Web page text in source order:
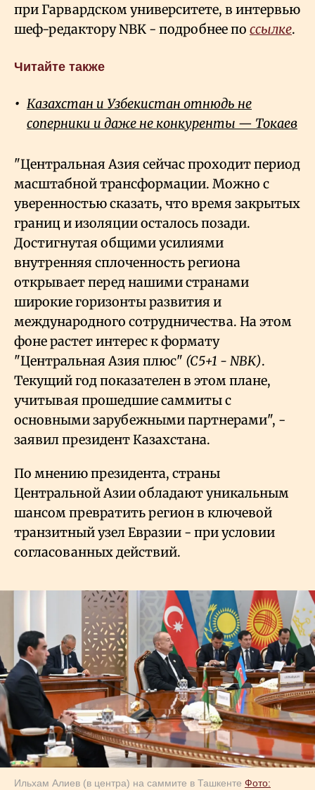
при Гарвардском университете, в интервью
шеф-редактору NBK - подробнее по ссылке.
Читайте также
Казахстан и Узбекистан отнюдь не
соперники и даже не конкуренты — Токаев
"Центральная Азия сейчас проходит период
масштабной трансформации. Можно с
уверенностью сказать, что время закрытых
границ и изоляции осталось позади.
Достигнутая общими усилиями
внутренняя сплоченность региона
открывает перед нашими странами
широкие горизонты развития и
международного сотрудничества. На этом
фоне растет интерес к формату
"Центральная Азия плюс" (С5+1 - NBK).
Текущий год показателен в этом плане,
учитывая прошедшие саммиты с
основными зарубежными партнерами", -
заявил президент Казахстана.
По мнению президента, страны
Центральной Азии обладают уникальным
шансом превратить регион в ключевой
транзитный узел Евразии - при условии
согласованных действий.
Ильхам Алиев (в центра) на саммите в Ташкенте Фото: